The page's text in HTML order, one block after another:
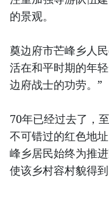
的景观。
奠边府市芒峰乡人
活在和平时期的年
边府战士的功劳。”
70年已经过去了，
不可错过的红色地
峰乡居民始终为推
使该乡村容村貌得